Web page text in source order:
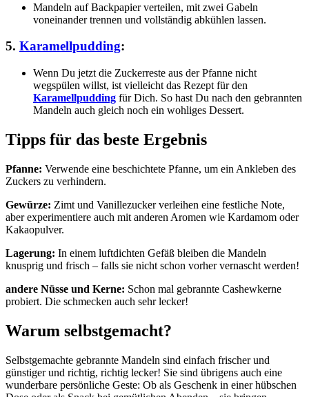
Mandeln auf Backpapier verteilen, mit zwei Gabeln
voneinander trennen und vollständig abkühlen lassen.
5. Karamellpudding:
Wenn Du jetzt die Zuckerreste aus der Pfanne nicht
wegspülen willst, ist vielleicht das Rezept für den
Karamellpudding für Dich. So hast Du nach den gebrannten
Mandeln auch gleich noch ein wohliges Dessert.
Tipps für das beste Ergebnis
Pfanne: Verwende eine beschichtete Pfanne, um ein Ankleben des
Zuckers zu verhindern.
Gewürze: Zimt und Vanillezucker verleihen eine festliche Note,
aber experimentiere auch mit anderen Aromen wie Kardamom oder
Kakaopulver.
Lagerung: In einem luftdichten Gefäß bleiben die Mandeln
knusprig und frisch – falls sie nicht schon vorher vernascht werden!
andere Nüsse und Kerne: Schon mal gebrannte Cashewkerne
probiert. Die schmecken auch sehr lecker!
Warum selbstgemacht?
Selbstgemachte gebrannte Mandeln sind einfach frischer und
günstiger und richtig, richtig lecker! Sie sind übrigens auch eine
wunderbare persönliche Geste: Ob als Geschenk in einer hübschen